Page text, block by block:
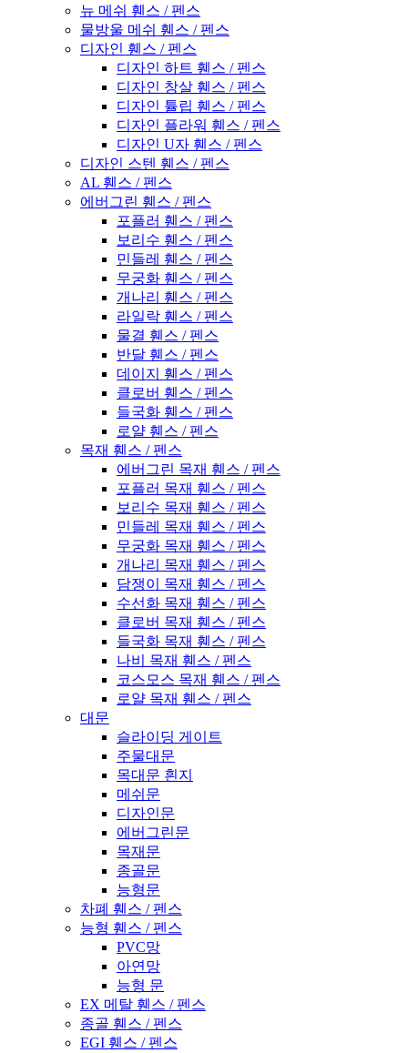
뉴 메쉬 휀스 / 펜스
물방울 메쉬 휀스 / 펜스
디자인 휀스 / 펜스
디자인 하트 휀스 / 펜스
디자인 창살 휀스 / 펜스
디자인 튤립 휀스 / 펜스
디자인 플라워 휀스 / 펜스
디자인 U자 휀스 / 펜스
디자인 스텐 휀스 / 펜스
AL 휀스 / 펜스
에버그린 휀스 / 펜스
포플러 휀스 / 펜스
보리수 휀스 / 펜스
민들레 휀스 / 펜스
무궁화 휀스 / 펜스
개나리 휀스 / 펜스
라일락 휀스 / 펜스
물결 휀스 / 펜스
반달 휀스 / 펜스
데이지 휀스 / 펜스
클로버 휀스 / 펜스
들국화 휀스 / 펜스
로얄 휀스 / 펜스
목재 휀스 / 펜스
에버그린 목재 휀스 / 펜스
포플러 목재 휀스 / 펜스
보리수 목재 휀스 / 펜스
민들레 목재 휀스 / 펜스
무궁화 목재 휀스 / 펜스
개나리 목재 휀스 / 펜스
담쟁이 목재 휀스 / 펜스
수선화 목재 휀스 / 펜스
클로버 목재 휀스 / 펜스
들국화 목재 휀스 / 펜스
나비 목재 휀스 / 펜스
코스모스 목재 휀스 / 펜스
로얄 목재 휀스 / 펜스
대문
슬라이딩 게이트
주물대문
목대문 흰지
메쉬문
디자인문
에버그린문
목재문
종골문
능형문
차폐 휀스 / 펜스
능형 휀스 / 펜스
PVC망
아연망
능형 문
EX 메탈 휀스 / 펜스
종골 휀스 / 펜스
EGI 휀스 / 펜스